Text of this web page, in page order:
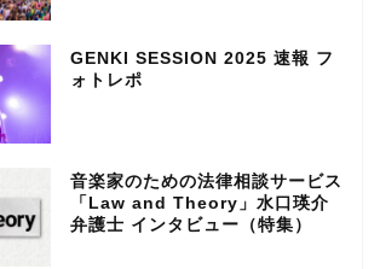
GENKI SESSION 2025 速報 フ
ォトレポ
音楽家のための法律相談サービス
「Law and Theory」水口瑛介
弁護士 インタビュー（特集）